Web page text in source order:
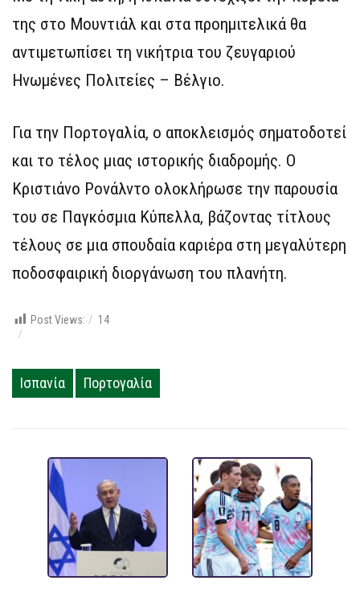
της στο Μουντιάλ και στα προημιτελικά θα
αντιμετωπίσει τη νικήτρια του ζευγαριού
Ηνωμένες Πολιτείες – Βέλγιο.
Για την Πορτογαλία, ο αποκλεισμός σηματοδοτεί
και το τέλος μιας ιστορικής διαδρομής. Ο
Κριστιάνο Ρονάλντο ολοκλήρωσε την παρουσία
του σε Παγκόσμια Κύπελλα, βάζοντας τίτλους
τέλους σε μια σπουδαία καριέρα στη μεγαλύτερη
ποδοσφαιρική διοργάνωση του πλανήτη.
Post Views: 14
Ισπανία Πορτογαλία